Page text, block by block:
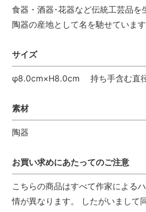
食器・酒器･花器など伝統工芸品を
陶器の産地として名を馳せています
サイズ
φ8.0cm×H8.0cm 持ち手含む直
素材
陶器
お買い求めにあたってのご注意
こちらの商品はすべて作家による
情が異なります。 したがいまして